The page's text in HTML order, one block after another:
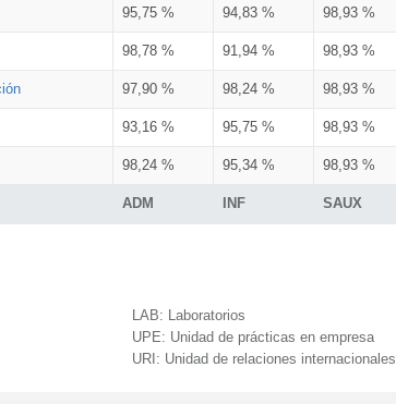
ADM INF SAUX
95,75 % 94,83 % 98,93 %
98,78 % 91,94 % 98,93 %
97,90 % 98,24 % 98,93 %
93,16 % 95,75 % 98,93 %
98,24 % 95,34 % 98,93 %
LAB: Laboratorios
UPE: Unidad de prácticas en empresa
URI: Unidad de relaciones internacionales